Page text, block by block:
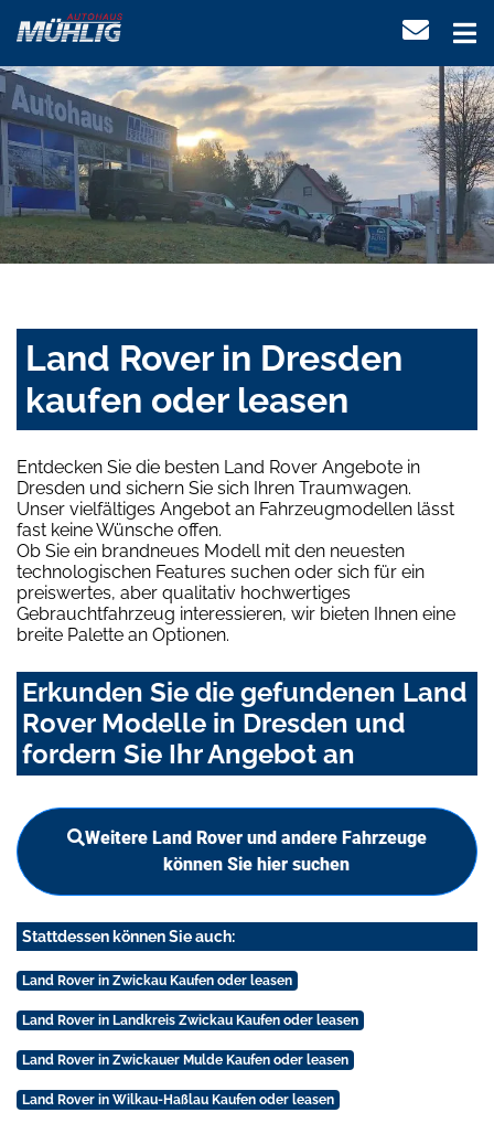
Land Rover in Dresden
kaufen oder leasen
Entdecken Sie die besten Land Rover Angebote in
Dresden und sichern Sie sich Ihren Traumwagen.
Unser vielfältiges Angebot an Fahrzeugmodellen lässt
fast keine Wünsche offen.
Ob Sie ein brandneues Modell mit den neuesten
technologischen Features suchen oder sich für ein
preiswertes, aber qualitativ hochwertiges
Gebrauchtfahrzeug interessieren, wir bieten Ihnen eine
breite Palette an Optionen.
Erkunden Sie die gefundenen Land
Rover Modelle in Dresden und
fordern Sie Ihr Angebot an
Weitere Land Rover und andere Fahrzeuge
können Sie hier suchen
Stattdessen können Sie auch:
Land Rover in Zwickau Kaufen oder leasen
Land Rover in Landkreis Zwickau Kaufen oder leasen
Land Rover in Zwickauer Mulde Kaufen oder leasen
Land Rover in Wilkau-Haßlau Kaufen oder leasen